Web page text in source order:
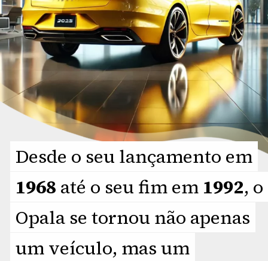
Desde o seu lançamento em
1968 até o seu fim em 1992, o
Opala se tornou não apenas
um veículo, mas um
Desde o seu lançamento em
1968 até o seu fim em 1992, o
Opala se tornou não apenas
um veículo, mas um